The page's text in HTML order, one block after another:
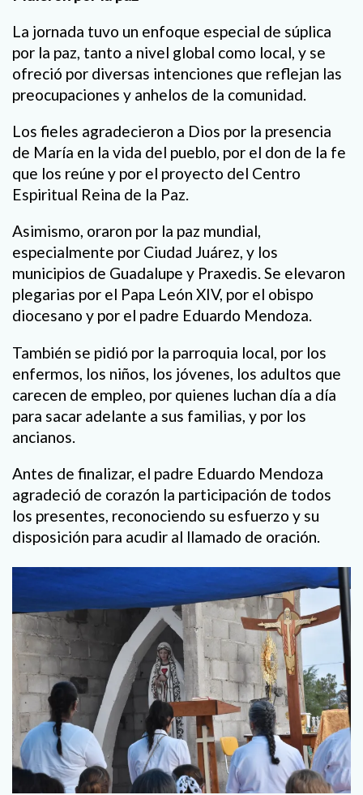
La jornada tuvo un enfoque especial de súplica
por la paz, tanto a nivel global como local, y se
ofreció por diversas intenciones que reflejan las
preocupaciones y anhelos de la comunidad.
Los fieles agradecieron a Dios por la presencia
de María en la vida del pueblo, por el don de la fe
que los reúne y por el proyecto del Centro
Espiritual Reina de la Paz.
Asimismo, oraron por la paz mundial,
especialmente por Ciudad Juárez, y los
municipios de Guadalupe y Praxedis. Se elevaron
plegarias por el Papa León XIV, por el obispo
diocesano y por el padre Eduardo Mendoza.
También se pidió por la parroquia local, por los
enfermos, los niños, los jóvenes, los adultos que
carecen de empleo, por quienes luchan día a día
para sacar adelante a sus familias, y por los
ancianos.
Antes de finalizar, el padre Eduardo Mendoza
agradeció de corazón la participación de todos
los presentes, reconociendo su esfuerzo y su
disposición para acudir al llamado de oración.